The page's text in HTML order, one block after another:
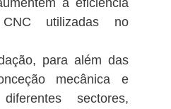
utilizadas no
para além das
mecânica e
sectores,